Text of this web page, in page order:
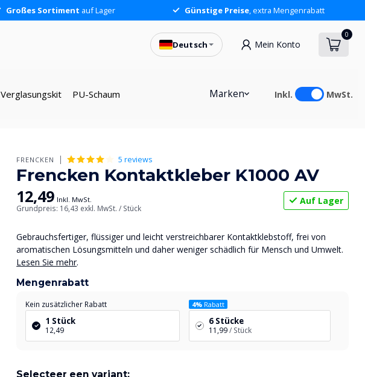
Großes Sortiment auf Lager Günstige Preise, extra Mengenrabatt
Deutsch Mein Konto
0
Verglasungskit PU-Schaum Marken Inkl. MwSt.
FRENCKEN 5 reviews
Frencken Kontaktkleber K1000 AV
12,49 Inkl. MwSt.
Grundpreis: 16,43 exkl. MwSt. / Stück
Auf Lager
Gebrauchsfertiger, flüssiger und leicht verstreichbarer Kontaktklebstoff, frei von
aromatischen Lösungsmitteln und daher weniger schädlich für Mensch und Umwelt.
Lesen Sie mehr.
Mengenrabatt
Kein zusätzlicher Rabatt
1 Stück
12,49
4%Rabatt
6 Stücke
11,99 / Stück
Selecteer een variant: